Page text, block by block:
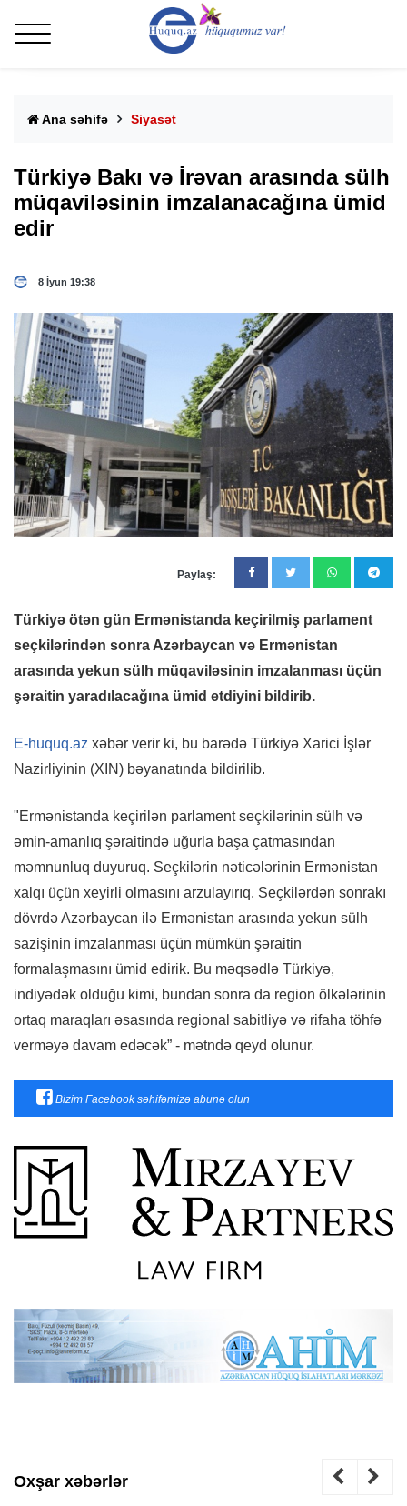
Ana səhifə Siyasət
Türkiyə Bakı və İrəvan arasında sülh
müqaviləsinin imzalanacağına ümid
edir
8 İyun 19:38
Paylaş:
Türkiyə ötən gün Ermənistanda keçirilmiş parlament
seçkilərindən sonra Azərbaycan və Ermənistan
arasında yekun sülh müqaviləsinin imzalanması üçün
şəraitin yaradılacağına ümid etdiyini bildirib.
E-huquq.az xəbər verir ki, bu barədə Türkiyə Xarici İşlər
Nazirliyinin (XIN) bəyanatında bildirilib.
"Ermənistanda keçirilən parlament seçkilərinin sülh və
əmin-amanlıq şəraitində uğurla başa çatmasından
məmnunluq duyuruq. Seçkilərin nəticələrinin Ermənistan
xalqı üçün xeyirli olmasını arzulayırıq. Seçkilərdən sonrakı
dövrdə Azərbaycan ilə Ermənistan arasında yekun sülh
sazişinin imzalanması üçün mümkün şəraitin
formalaşmasını ümid edirik. Bu məqsədlə Türkiyə,
indiyədək olduğu kimi, bundan sonra da region ölkələrinin
ortaq maraqları əsasında regional sabitliyə və rifaha töhfə
verməyə davam edəcək” - mətndə qeyd olunur.
Bizim Facebook səhifəmizə abunə olun
Oxşar xəbərlər